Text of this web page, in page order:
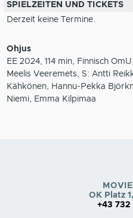
SPIELZEITEN UND TICKETS
Derzeit keine Termine.
Ohjus
EE 2024, 114 min, Finnisch
Meelis Veeremets, S: Antti
Kähkönen, Hannu-Pekka
Niemi, Emma Kilpimaa
OK Platz
+43